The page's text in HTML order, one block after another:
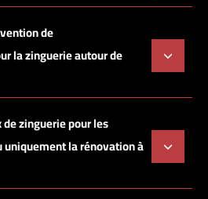
de
la zinguerie autour de
zinguerie pour les
la rénovation à